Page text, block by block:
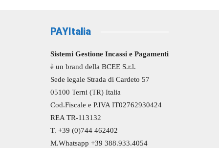
possono
prodotto
PAYItalia
Sistemi Gestione Incassi e Pagamenti
è un brand della BCEE S.r.l.
Sede legale Strada di Cardeto 57
05100 Terni (TR) Italia
Cod.Fiscale e P.IVA IT02762930424
REA TR-113132
T. +39 (0)744 462402
M.Whatsapp +39 388.933.4054